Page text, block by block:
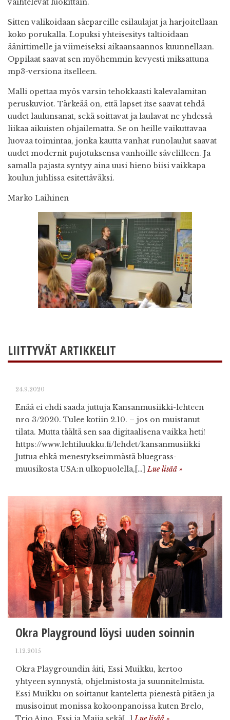
vaihtelevat luokittain.
Sitten valikoidaan säepareille esilaulajat ja harjoitellaan
koko porukalla. Lopuksi yhteisesitys taltioidaan
äänittimelle ja viimeiseksi aikaansaannos kuunnellaan.
Oppilaat saavat sen myöhemmin kevyesti miksattuna
mp3-versiona itselleen.
Malli opettaa myös varsin tehokkaasti kalevalamitan
peruskuviot. Tärkeää on, että lapset itse saavat tehdä
uudet laulunsanat, sekä soittavat ja laulavat ne yhdessä
liikaa aikuisten ohjailematta. Se on heille vaikuttavaa
luovaa toimintaa, jonka kautta vanhat runolaulut saavat
uudet modernit pujotuksensa vanhoille sävelilleen. Ja
samalla pajasta syntyy aina uusi hieno biisi vaikkapa
koulun juhlissa esitettäväksi.
Marko Laihinen
LIITTYVÄT ARTIKKELIT
24.9.2020
Enää ei ehdi saada juttuja Kansanmusiikki-lehteen
nro 3/2020. Tulee kotiin 2.10. – jos on muistanut
tilata. Mutta täältä sen saa digitaalisena vaikka heti!
https://www.lehtiluukku.fi/lehdet/kansanmusiikki
Juttua ehkä menestykseimmästä bluegrass-
muusikosta USA:n ulkopuolella,[…] Lue lisää »
Okra Playground löysi uuden soinnin
1.12.2015
Okra Playgroundin äiti, Essi Muikku, kertoo
yhtyeen synnystä, ohjelmistosta ja suunnitelmista.
Essi Muikku on soittanut kanteletta pienestä pitäen ja
musisoinut monissa kokoonpanoissa kuten Brelo,